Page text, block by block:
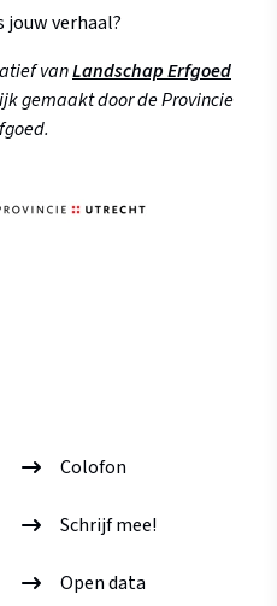
jouw verhaal?
vanLandschap Erfgoed
gemaakt door de Provincie
Colofon
Schrijf mee!
Open data